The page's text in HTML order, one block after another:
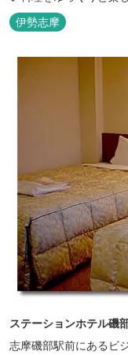
っしゃいませんか？
伊勢志摩
ステーションホテル磯
志摩磯部駅前にあるビ